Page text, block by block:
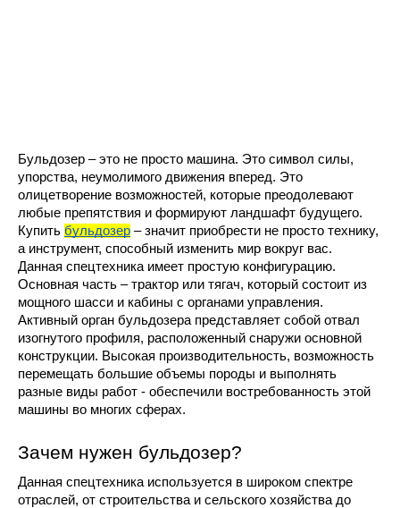
Бульдозер – это не просто машина. Это символ силы,
упорства, неумолимого движения вперед. Это
олицетворение возможностей, которые преодолевают
любые препятствия и формируют ландшафт будущего.
Купить бульдозер – значит приобрести не просто технику,
а инструмент, способный изменить мир вокруг вас.
Данная спецтехника имеет простую конфигурацию.
Основная часть – трактор или тягач, который состоит из
мощного шасси и кабины с органами управления.
Активный орган бульдозера представляет собой отвал
изогнутого профиля, расположенный снаружи основной
конструкции. Высокая производительность, возможность
перемещать большие объемы породы и выполнять
разные виды работ - обеспечили востребованность этой
машины во многих сферах.
Зачем нужен бульдозер?
Данная спецтехника используется в широком спектре
отраслей, от строительства и сельского хозяйства до